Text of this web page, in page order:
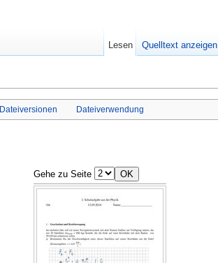
Dateiversionen Dateiverwendung
Gehe zu Seite
Lesen Quelltext anzeigen